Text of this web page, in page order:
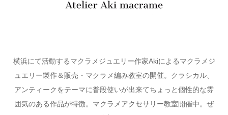
横浜にて活動するマクラメジュエリー作家Akiによるマクラメジ
ュエリー製作＆販売・マクラメ編み教室の開催。クラシカル、
アンティークをテーマに普段使いが出来てちょっと個性的な雰
囲気のある作品が特徴。マクラメアクセサリー教室開催中。ぜ